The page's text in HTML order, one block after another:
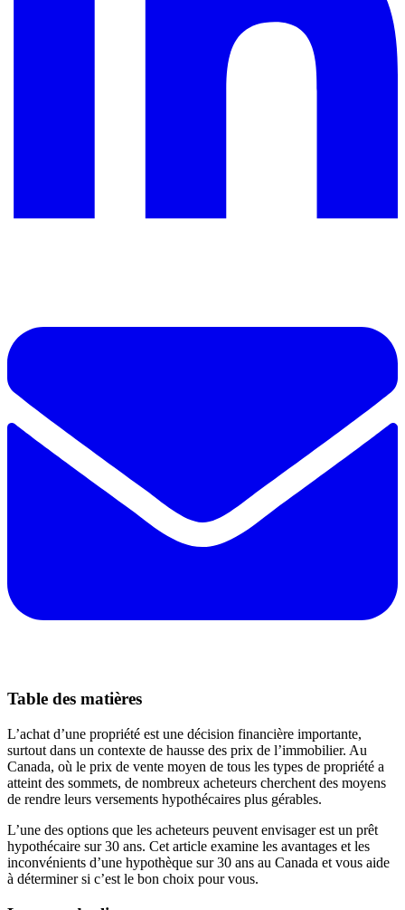
Table des matières
L’achat d’une propriété est une décision financière importante,
surtout dans un contexte de hausse des prix de l’immobilier. Au
Canada, où le prix de vente moyen de tous les types de propriété a
atteint des sommets, de nombreux acheteurs cherchent des moyens
de rendre leurs versements hypothécaires plus gérables.
L’une des options que les acheteurs peuvent envisager est un prêt
hypothécaire sur 30 ans. Cet article examine les avantages et les
inconvénients d’une hypothèque sur 30 ans au Canada et vous aide
à déterminer si c’est le bon choix pour vous.